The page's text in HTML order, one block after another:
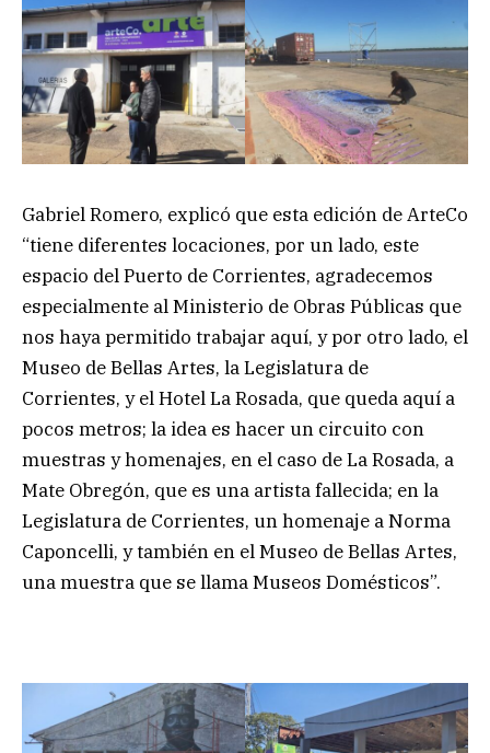
Gabriel Romero, explicó que esta edición de ArteCo
“tiene diferentes locaciones, por un lado, este
espacio del Puerto de Corrientes, agradecemos
especialmente al Ministerio de Obras Públicas que
nos haya permitido trabajar aquí, y por otro lado, el
Museo de Bellas Artes, la Legislatura de
Corrientes, y el Hotel La Rosada, que queda aquí a
pocos metros; la idea es hacer un circuito con
muestras y homenajes, en el caso de La Rosada, a
Mate Obregón, que es una artista fallecida; en la
Legislatura de Corrientes, un homenaje a Norma
Caponcelli, y también en el Museo de Bellas Artes,
una muestra que se llama Museos Domésticos”.